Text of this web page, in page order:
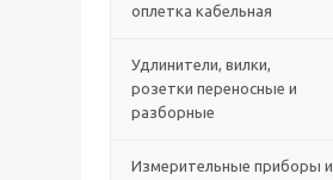
оплетка кабельная
Удлинители, вилки,
розетки переносные и
разборные
Измерительные приборы и